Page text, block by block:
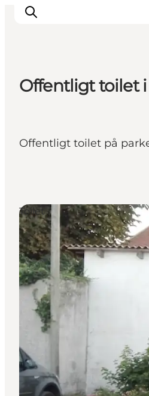
Oplevelser
Events
Offentligt toilet
Offentligt toilet på
Toilet